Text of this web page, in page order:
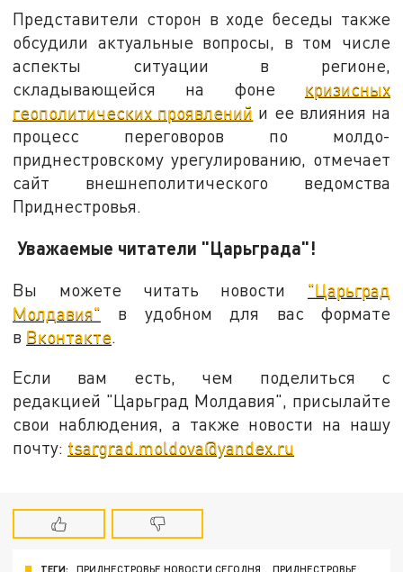
Представители сторон в ходе беседы также
обсудили актуальные вопросы, в том числе
аспекты ситуации в регионе,
складывающейся на фоне кризисных
геополитических проявлений и ее влияния на
процесс переговоров по молдо-
приднестровскому урегулированию, отмечает
сайт внешнеполитического ведомства
Приднестровья.
Уважаемые читатели "Царьграда"!
Вы можете читать новости "Царьград
Молдавия" в удобном для вас формате
в Вконтакте
Если вам есть, чем поделиться с
редакцией "Царьград Молдавия", присылайте
свои наблюдения, а также новости на нашу
почту: tsargrad.moldova@yandex.ru
ТЕГИ: ПРИДНЕСТРОВЬЕ НОВОСТИ СЕГОДНЯ
ПРИДНЕСТРОВЬЕ